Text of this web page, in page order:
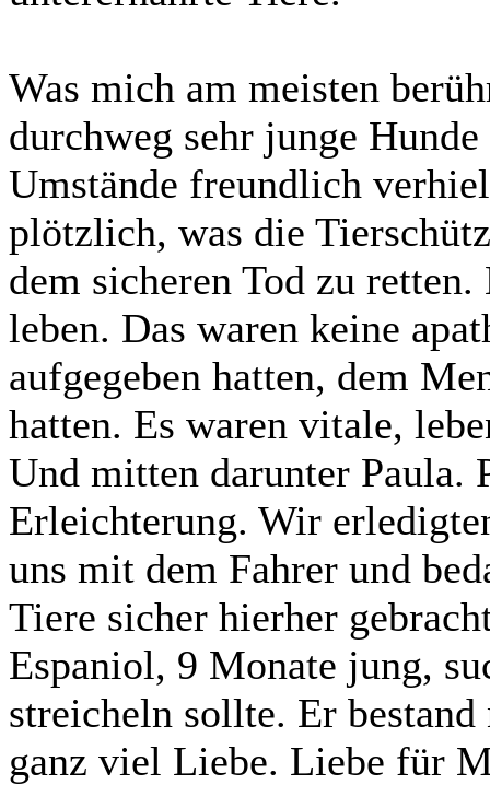
Was mich am meisten
durchweg sehr junge
Umstände freundlich
plötzlich, was die
dem sicheren Tod zu
leben. Das waren keine
aufgegeben hatten, dem
hatten. Es waren vitale,
Und mitten darunter Paula.
Erleichterung. Wir
uns mit dem Fahrer und
Tiere sicher hierher
Espaniol, 9 Monate jung,
streicheln sollte. Er
ganz viel Liebe. Liebe für